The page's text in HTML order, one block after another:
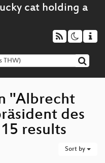
"Albrecht
des
results
Sort by